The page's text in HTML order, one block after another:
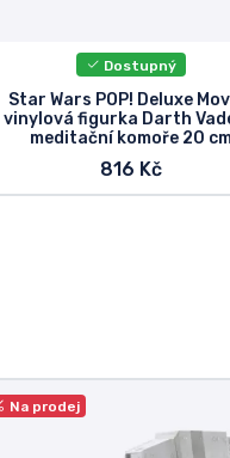
Dostupný
Star Wars POP! Deluxe
vinylová figurka Darth
meditační komoře 20
816 Kč
Na prodej